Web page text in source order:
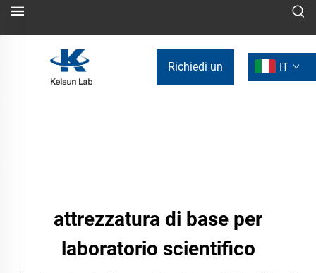
Richiedi un IT
attrezzatura di base per
laboratorio scientifico